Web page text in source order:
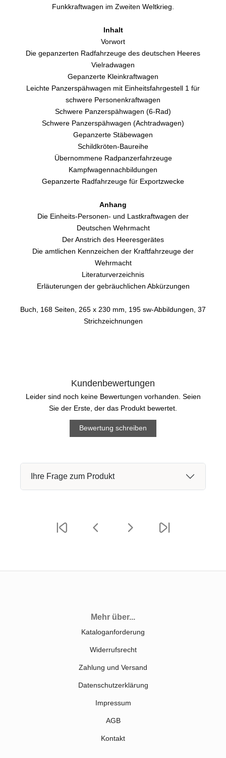
Funkkraftwagen im Zweiten Weltkrieg.
Inhalt
Vorwort
Die gepanzerten Radfahrzeuge des deutschen Heeres
Vielradwagen
Gepanzerte Kleinkraftwagen
Leichte Panzerspähwagen mit Einheitsfahrgestell 1 für
schwere Personenkraftwagen
Schwere Panzerspähwagen (6-Rad)
Schwere Panzerspähwagen (Achtradwagen)
Gepanzerte Stäbewagen
Schildkröten-Baureihe
Übernommene Radpanzerfahrzeuge
Kampfwagennachbildungen
Gepanzerte Radfahrzeuge für Exportzwecke
Anhang
Die Einheits-Personen- und Lastkraftwagen der
Deutschen Wehrmacht
Der Anstrich des Heeresgerätes
Die amtlichen Kennzeichen der Kraftfahrzeuge der
Wehrmacht
Literaturverzeichnis
Erläuterungen der gebräuchlichen Abkürzungen
Buch, 168 Seiten, 265 x 230 mm, 195 sw-Abbildungen, 37
Strichzeichnungen
Kundenbewertungen
Leider sind noch keine Bewertungen vorhanden. Seien
Sie der Erste, der das Produkt bewertet.
Bewertung schreiben
Ihre Frage zum Produkt
Mehr über...
Kataloganforderung
Widerrufsrecht
Zahlung und Versand
Datenschutzerklärung
Impressum
AGB
Kontakt